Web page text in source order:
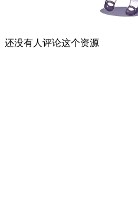
还没有人评论这个资源